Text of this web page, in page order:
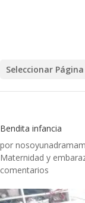
Seleccionar Página
Bendita infancia
por
Maternidad y
comentarios